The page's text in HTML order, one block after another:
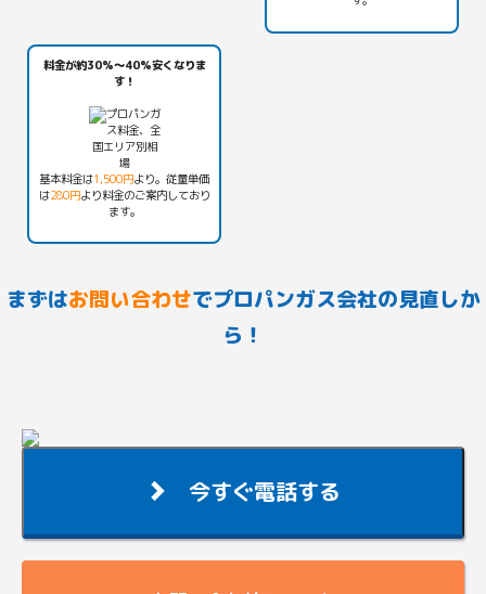
料金が約30%〜40%安くなりま
す！
基本料金は1,500円より。従量単価
は280円より料金のご案内しており
ます。
まずはお問い合わせでプロパンガス会社の見直しか
ら！
今すぐ電話する